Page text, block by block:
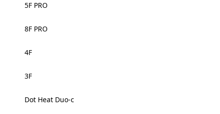
5F PRO
8F PRO
4F
3F
Dot Heat Duo-c